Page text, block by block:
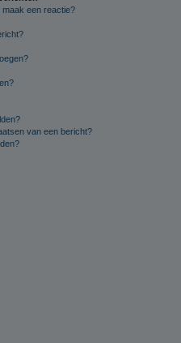
maak een reactie?
van een bericht?